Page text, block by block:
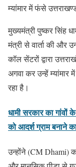
म्यांमार में फंसे
मुख्यमंत्री पुष्कर सिंह
मंत्री से वार्ता की और
कॉल सेंटरों द्वारा
अगवा कर उन्हें
रहा है।
धामी सरकार का
को आदर्श ग्राम बनाने
उन्होंने (CM Dhami)